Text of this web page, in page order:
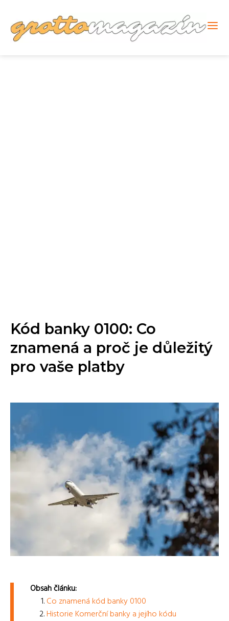
Kód banky 0100: Co
znamená a proč je důležitý
pro vaše platby
Obsah článku:
Co znamená kód banky 0100
Historie Komerční banky a jejího kódu